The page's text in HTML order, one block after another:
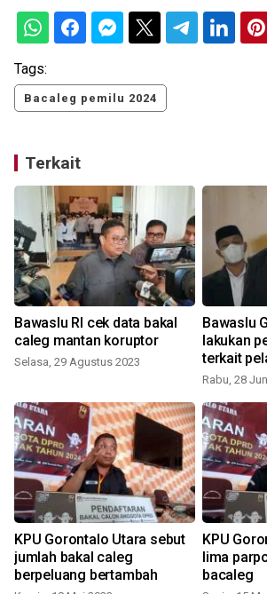
Tags:
Bacaleg pemilu 2024
Terkait
Bawaslu RI cek data bakal
caleg mantan koruptor
Selasa, 29 Agustus 2023
Bawaslu
lakukan
terkait
Rabu, 28
KPU Gorontalo Utara sebut
jumlah bakal caleg
berpeluang bertambah
KPU
lima
bacaleg